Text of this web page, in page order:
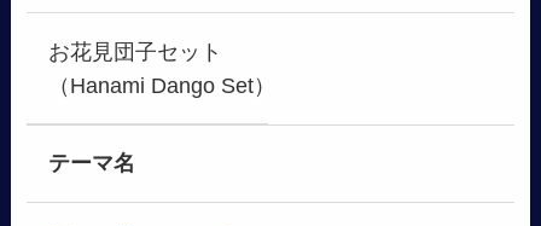
お花見団子セット
（Hanami Dango Set）
テーマ名